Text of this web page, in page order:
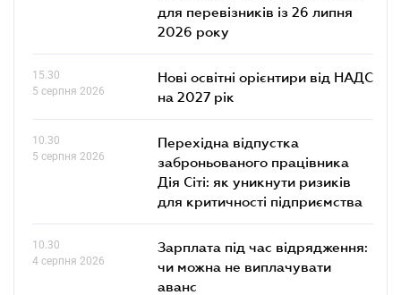
для перевізників із 26 липня
2026 року
15.30
5 серпня 2026
Нові освітні орієнтири від НАДС
на 2027 рік
10.30
5 серпня 2026
Перехідна відпустка
заброньованого працівника
Дія Сіті: як уникнути ризиків
для критичності підприємства
10.30
4 серпня 2026
Зарплата під час відрядження:
чи можна не виплачувати
аванс